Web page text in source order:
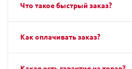
Что такое быстрый заказ?
Как оплачивать заказ?